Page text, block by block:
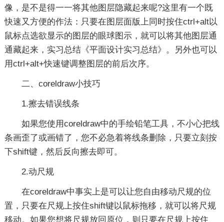
像，是不是得一一将其他图层隐藏起来呢?这里有一个既
快速又方便的作法：只要在图层面版上同时按住ctrl+alt以
鼠标点选欲显示的图层的眼球图示，就可以将其他图层通
通藏起来，实习总结《平面设计实习总结》。另外也可以
用ctrl+alt+快速键调整图层的前后次序。
二、coreldraw小技巧
1.擦去错误线条
如果您使用coreldraw中的手绘铅笔工具，不小心把线
条画歪了或画错了，您不必急着将线条删除，只要立刻按
下shift键，然后反向擦去即可。
2.动尺规
在coreldraw中事实上是可以让您自由移动尺规的位
置，只要在尺规上按住shift键以鼠标拖移，就可以将尺规
移动。如果您想将尺规放回原位，则只要在尺规上按住